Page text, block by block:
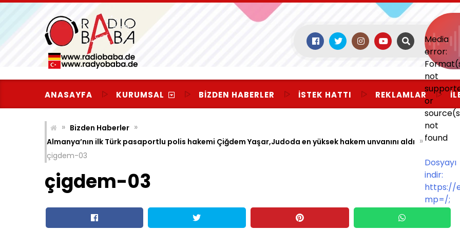
Skip
content
Media
error:
not
or
not
found
Dosyayı
indir:
https://
mp=/;
ANASAYFA KURUMSAL BIZDEN HABERLER İSTEK HATTI REKLAMLAR
» Bizden Haberler »
Almanya’nın ilk Türk pasaportlu polis hakemi Çiğdem Yaşar,Judoda en yüksek hakem unvanını aldı »
çigdem-03
çigdem-03